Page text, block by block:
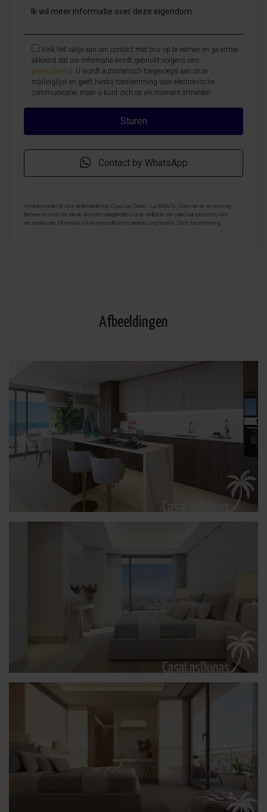
Vink het vakje aan om contact met ons op te nemen en ga ermee
akkoord dat uw informatie wordt gebruikt volgens ons
privacybeleid . U wordt automatisch toegevoegd aan onze
mailinglijst en geeft hierbij toestemming voor electronische
communicatie, maar u kunt zich op elk moment afmelden
Contact by WhatsApp
Verantwoordelijk voor de behandeling: Casa Las Dunas - La Mata SL, Doel van de verwerking:
Beheer en controle van de diensten aangeboden via de website van makelaarsdiensten, Het
verzenden van informatie via de nieuwsbrief en andere, Legitimatie: Door toestemming,
Afbeeldingen